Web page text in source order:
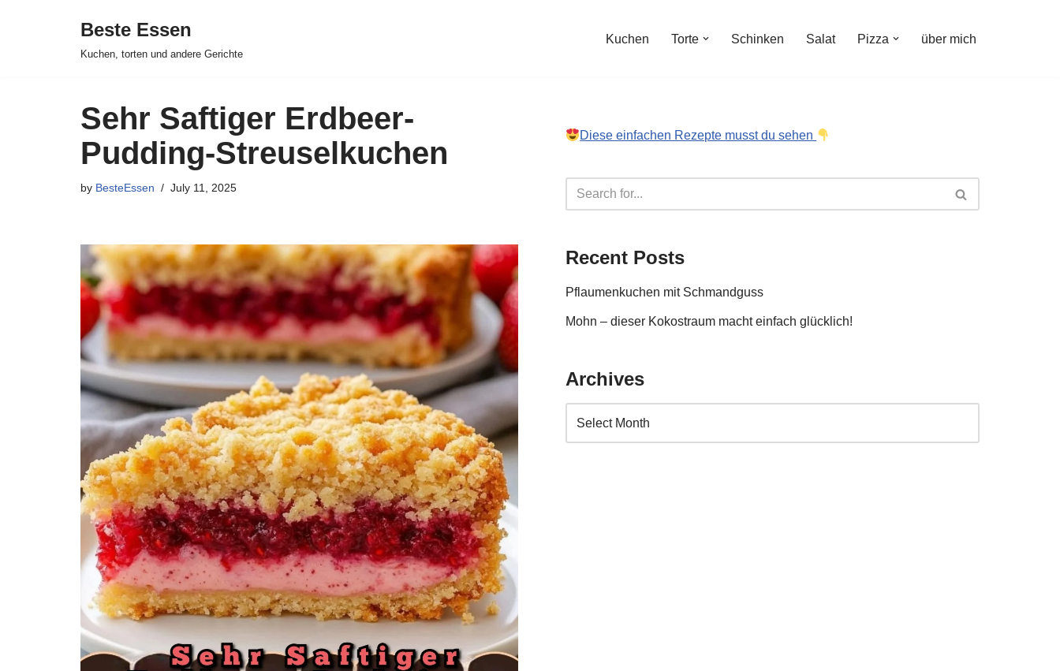
Beste Essen
Kuchen, torten und andere Gerichte
Kuchen Torte Schinken Salat Pizza über mich
Sehr Saftiger Erdbeer-
Pudding-Streuselkuchen
by BesteEssen July 11, 2025
Diese einfachen Rezepte musst du sehen
Recent Posts
Pflaumenkuchen mit Schmandguss
Mohn – dieser Kokostraum macht einfach glücklich!
Archives